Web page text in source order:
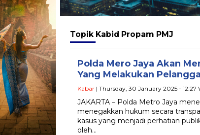
Topik Kabid Propam PMJ
Polda Mero Jaya Akan
Yang Melakukan
Kabar | Thursday, 30 January 2025 - 12:27
JAKARTA – Polda Metro Jaya
menegakkan hukum secara
kasus yang menjadi perhatian
oleh…